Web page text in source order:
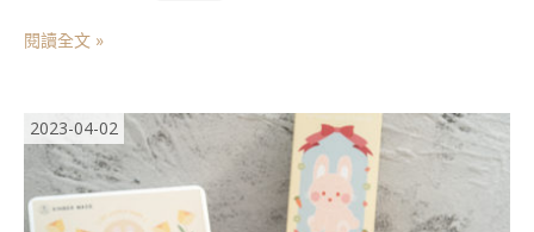
閱讀全文 »
2023-04-02